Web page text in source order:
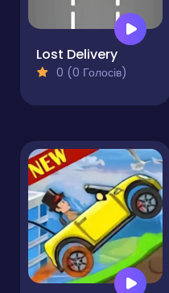
Lost Delivery
0 (0 Голосів)